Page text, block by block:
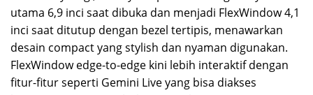
utama 6,9 inci saat dibuka dan menjadi FlexWindow 4,1
inci saat ditutup dengan bezel tertipis, menawarkan
desain compact yang stylish dan nyaman digunakan.
FlexWindow edge-to-edge kini lebih interaktif dengan
fitur-fitur seperti Gemini Live yang bisa diakses